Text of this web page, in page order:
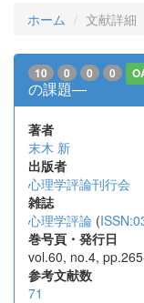
ホーム 文献詳細
10 0 0 0
の課題―
著者
末木 新
出版者
心理学評論刊行会
雑誌
心理学評論 (
巻号頁・発行日
vol.60, no.4,
参考文献数
71